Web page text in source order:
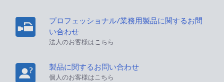
プロフェッショナル/業務用製品に関するお問
い合わせ
法人のお客様はこちら
製品に関するお問い合わせ
個人のお客様はこちら